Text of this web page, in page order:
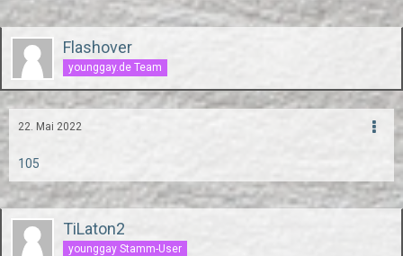
Flashover
younggay.de Team
22. Mai 2022
105
TiLaton2
younggay Stamm-User